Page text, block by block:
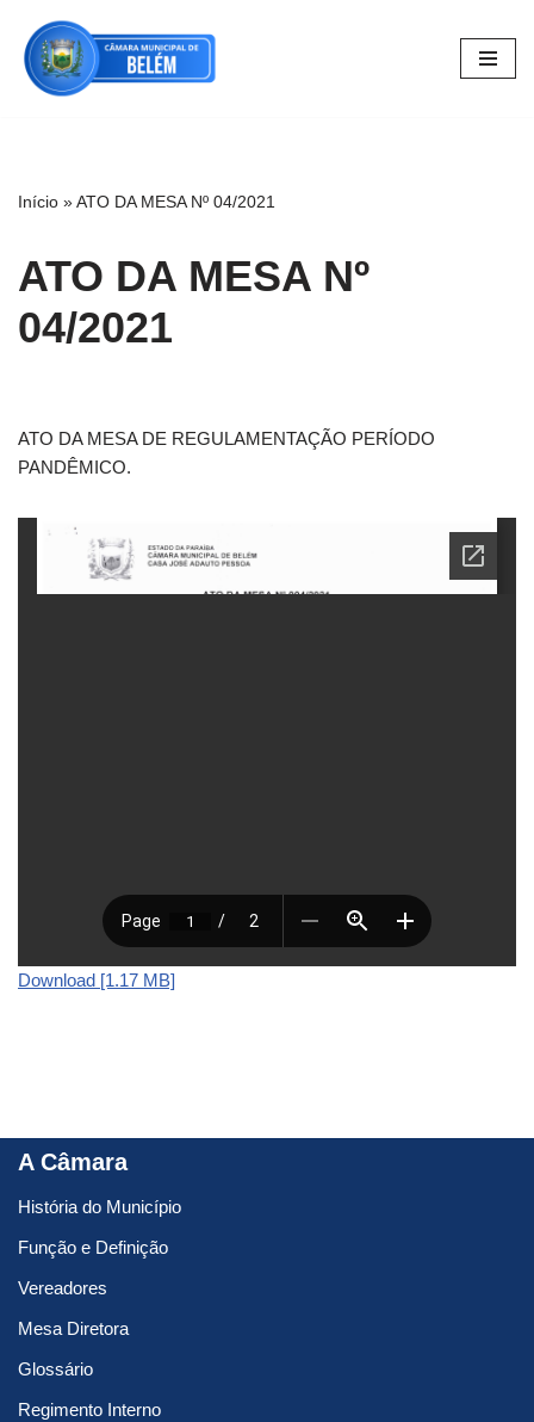
Pular
para
Início »ATO DA MESA Nº 04/2021
ATO DA MESA Nº
04/2021
ATO DA MESA DE REGULAMENTAÇÃO PERÍODO
PANDÊMICO.
Download [1.17 MB]
A Câmara
História do Município
Função e Definição
Vereadores
Mesa Diretora
Glossário
Regimento Interno